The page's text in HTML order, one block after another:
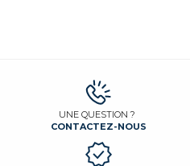
UNE QUESTION ?
CONTACTEZ-NOUS